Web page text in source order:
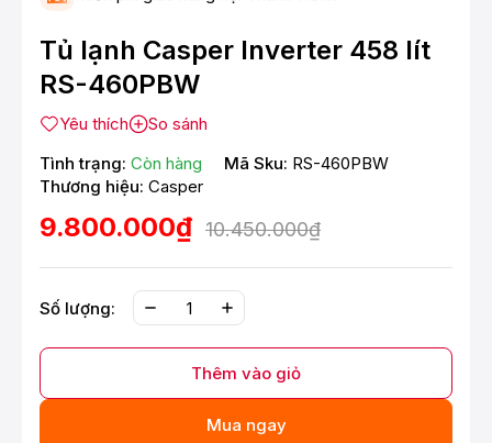
Tủ lạnh Casper Inverter 458 lít
RS-460PBW
Yêu thích
So sánh
Tình trạng: Còn hàng Mã Sku: RS-460PBW
Thương hiệu: Casper
9.800.000₫ 10.450.000₫
Số lượng:
Thêm vào giỏ
Mua ngay